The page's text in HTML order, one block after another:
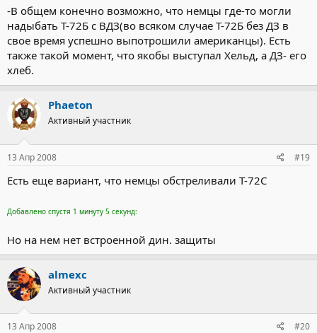
м. Было произведено 10 выстрелов, но ни одной пробоины
в лобовой броне сделать не удалось.
Нажмите, чтобы раскрыть...
Обстрел велся, судя по всему, по танку Т-72Б со встроенной дин.
защитой.
-В общем конечно возможно, что немцы где-то могли
надыбать Т-72Б с ВДЗ(во всяком случае Т-72Б без ДЗ в
свое время успешно выпотрошили американцы). Есть
также такой момент, что якобы выступал Хельд, а ДЗ- его
хлеб.
Phaeton
Активный участник
13 Апр 2008 #19
Есть еще вариант, что немцы обстреливали Т-72С
Добавлено спустя 1 минуту 5 секунд:
Но на нем нет встроенной дин. защиты
almexc
Активный участник
13 Апр 2008 #20